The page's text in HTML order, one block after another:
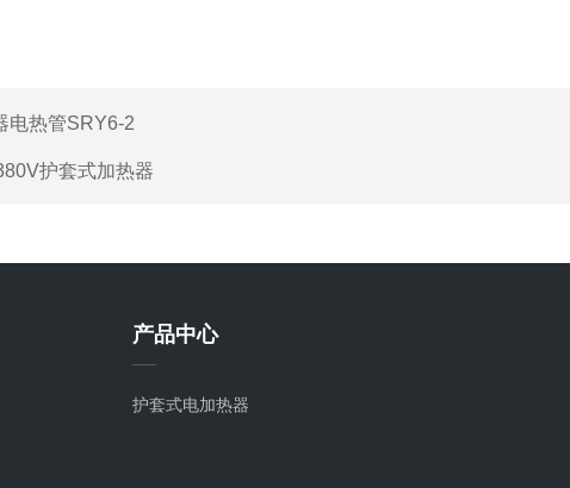
电热管SRY6-2
护套式加热器
产品中心
护套式电加热器